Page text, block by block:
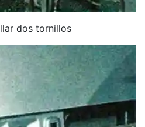
dos tornillos